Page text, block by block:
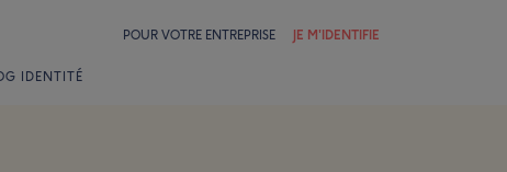
POUR VOTRE ENTREPRISE JE M'IDENTIFIE
IDENTITÉ